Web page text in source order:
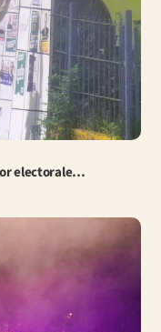
electorale…